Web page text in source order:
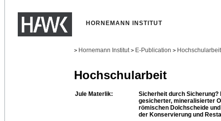
HORNEMANN INSTITUT
> Hornemann Institut > E-Publication >
Hochschularbeit
Jule Materlik:
Sicherheit durch Sicherung?
gesicherter, mineralisierter
römischen Dolchscheide
der Konservierung und